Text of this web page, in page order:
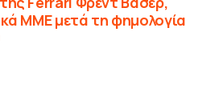
ΜΜΕ μετά τη φημολογία